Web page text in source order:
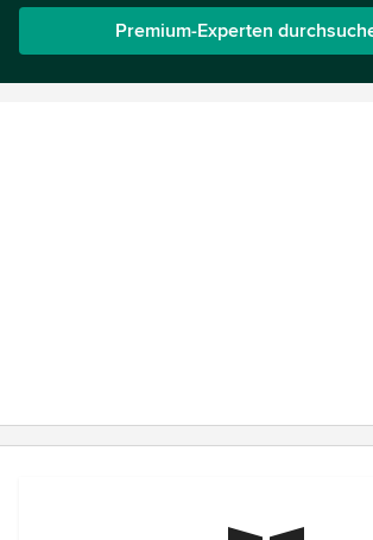
Premium-Experten